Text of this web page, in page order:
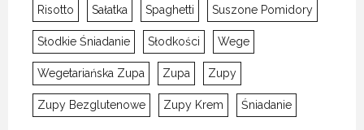
Risotto Sałatka Spaghetti Suszone Pomidory
Słodkie Śniadanie Słodkości Wege
Wegetariańska Zupa Zupa Zupy
Zupy Bezglutenowe Zupy Krem Śniadanie